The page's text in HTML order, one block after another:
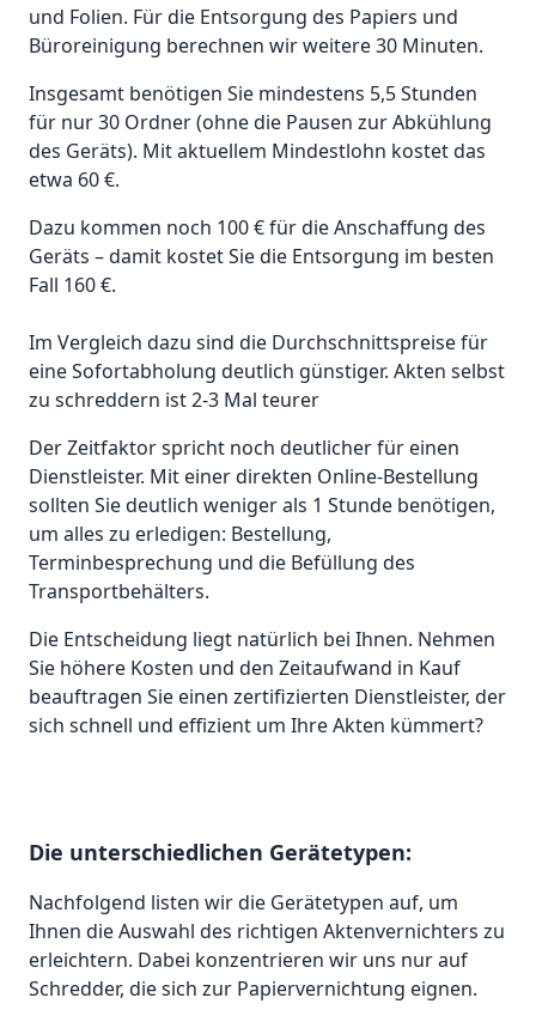
und Folien. Für die Entsorgung des Papiers und
Büroreinigung berechnen wir weitere 30 Minuten.
Insgesamt benötigen Sie mindestens 5,5 Stunden
für nur 30 Ordner (ohne die Pausen zur Abkühlung
des Geräts). Mit aktuellem Mindestlohn kostet das
etwa 60 €.
Dazu kommen noch 100 € für die Anschaffung des
Geräts – damit kostet Sie die Entsorgung im besten
Fall 160 €.
Im Vergleich dazu sind die Durchschnittspreise für
eine Sofortabholung deutlich günstiger. Akten selbst
zu schreddern ist 2-3 Mal teurer
Der Zeitfaktor spricht noch deutlicher für einen
Dienstleister. Mit einer direkten Online-Bestellung
sollten Sie deutlich weniger als 1 Stunde benötigen,
um alles zu erledigen: Bestellung,
Terminbesprechung und die Befüllung des
Transportbehälters.
Die Entscheidung liegt natürlich bei Ihnen. Nehmen
Sie höhere Kosten und den Zeitaufwand in Kauf
beauftragen Sie einen zertifizierten Dienstleister, der
sich schnell und effizient um Ihre Akten kümmert?
Die unterschiedlichen Gerätetypen:
Nachfolgend listen wir die Gerätetypen auf, um
Ihnen die Auswahl des richtigen Aktenvernichters zu
erleichtern. Dabei konzentrieren wir uns nur auf
Schredder, die sich zur Papiervernichtung eignen.